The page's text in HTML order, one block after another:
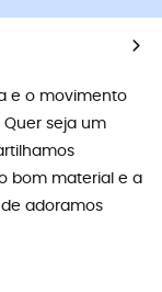
e o movimento
seja um
bom material e a
adoramos